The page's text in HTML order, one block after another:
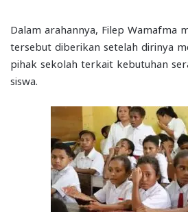
Dalam arahannya, Filep Wamafma
tersebut diberikan setelah dirinya
pihak sekolah terkait kebutuhan
siswa.